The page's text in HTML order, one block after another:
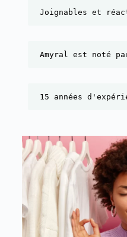
Joignables et
Amyral est noté
15 années